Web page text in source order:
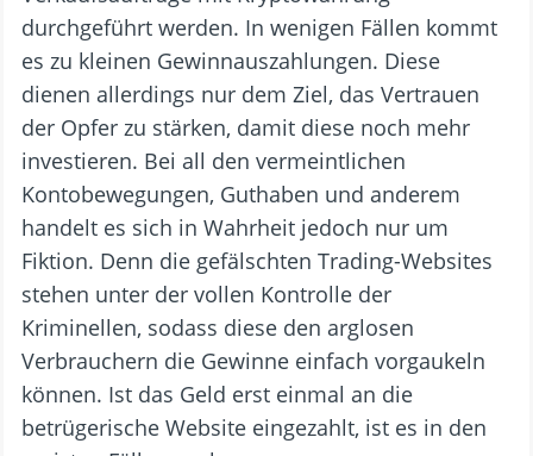
durchgeführt werden. In wenigen Fällen kommt
es zu kleinen Gewinnauszahlungen. Diese
dienen allerdings nur dem Ziel, das Vertrauen
der Opfer zu stärken, damit diese noch mehr
investieren. Bei all den vermeintlichen
Kontobewegungen, Guthaben und anderem
handelt es sich in Wahrheit jedoch nur um
Fiktion. Denn die gefälschten Trading-Websites
stehen unter der vollen Kontrolle der
Kriminellen, sodass diese den arglosen
Verbrauchern die Gewinne einfach vorgaukeln
können. Ist das Geld erst einmal an die
betrügerische Website eingezahlt, ist es in den